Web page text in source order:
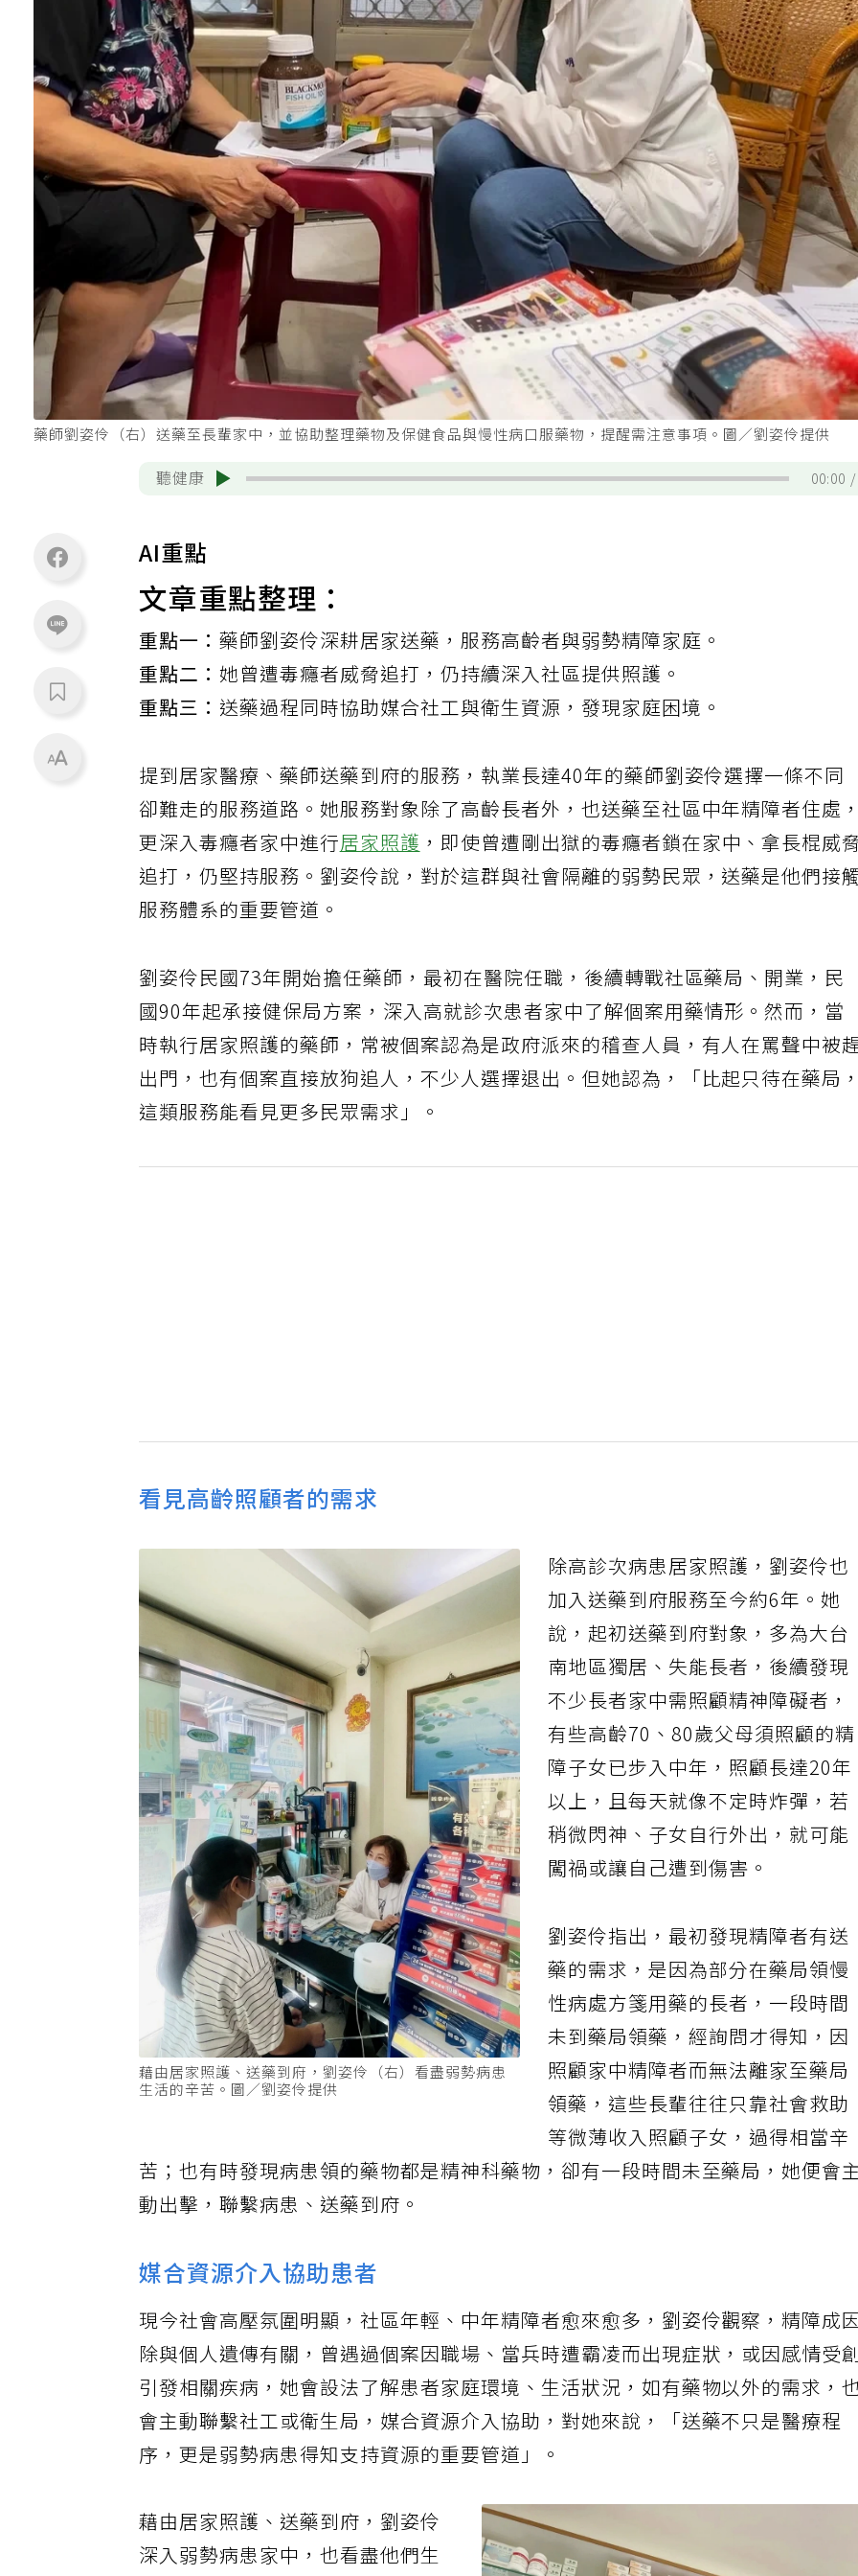
藥師劉姿伶（右）送藥至長輩家中，並協助整理藥物及保健食品與慢性病口服藥物，提醒需注意事項。圖／劉姿伶提供
聽健康 00:00
AI重點
文章重點整理：
重點一：藥師劉姿伶深耕居家送藥，服務高齡者與弱勢精障家庭。
重點二： 她曾遭毒癮者威脅追打，仍持續深入社區提供照護。
重點三： 送藥過程同時協助媒合社工與衛生資源，發現家庭困境。
提到居家醫療、藥師送藥到府的服務，執業長達40年的藥師劉姿伶選擇一條不同
卻難走的服務道路。她服務對象除了高齡長者外，也送藥至社區中年精障者住處，
更深入毒癮者家中進行居家照護 ，即使曾遭剛出獄的毒癮者鎖在家中、拿長棍威
追打，仍堅持服務。劉姿伶說，對於這群與社會隔離的弱勢民眾，送藥是他們接
服務體系的重要管道。
劉姿伶民國73年開始擔任藥師，最初在醫院任職，後續轉戰社區藥局、開業，民
國90年起承接健保局方案，深入高就診次患者家中了解個案用藥情形。然而，當
時執行居家照護的藥師，常被個案認為是政府派來的稽查人員，有人在罵聲中被
出門，也有個案直接放狗追人，不少人選擇退出。但她認為，「比起只待在藥局，
這類服務能看見更多民眾需求」。
看見高齡照顧者的需求
藉由居家照護、送藥到府，劉姿伶（右）看盡弱勢病患
生活的辛苦。圖／劉姿伶提供
除高診次病患居家照護，劉姿伶也
加入送藥到府服務至今約6年。她
說，起初送藥到府對象，多為大台
南地區獨居、失能長者，後續發現
不少長者家中需照顧精神障礙者，
有些高齡70、80歲父母須照顧的精
障子女已步入中年，照顧長達20年
以上，且每天就像不定時炸彈，若
稍微閃神、子女自行外出，就可能
闖禍或讓自己遭到傷害。
劉姿伶指出，最初發現精障者有送
藥的需求，是因為部分在藥局領慢
性病處方箋用藥的長者，一段時間
未到藥局領藥，經詢問才得知，因
照顧家中精障者而無法離家至藥局
領藥，這些長輩往往只靠社會救助
等微薄收入照顧子女，過得相當辛
苦；也有時發現病患領的藥物都是精神科藥物，卻有一段時間未至藥局，她便會
動出擊，聯繫病患、送藥到府。
媒合資源介入協助患者
現今社會高壓氛圍明顯，社區年輕、中年精障者愈來愈多，劉姿伶觀察，精障成
除與個人遺傳有關，曾遇過個案因職場、當兵時遭霸凌而出現症狀，或因感情受創
引發相關疾病，她會設法了解患者家庭環境、生活狀況，如有藥物以外的需求，
會主動聯繫社工或衛生局，媒合資源介入協助，對她來說，「送藥不只是醫療程
序，更是弱勢病患得知支持資源的重要管道」。
藉由居家照護、送藥到府，劉姿伶